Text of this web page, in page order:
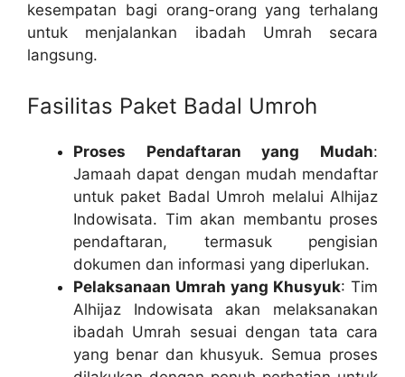
kesempatan bagi orang-orang yang terhalang
untuk menjalankan ibadah Umrah secara
langsung.
Fasilitas Paket Badal Umroh
Proses Pendaftaran yang Mudah:
Jamaah dapat dengan mudah mendaftar
untuk paket Badal Umroh melalui Alhijaz
Indowisata. Tim akan membantu proses
pendaftaran, termasuk pengisian
dokumen dan informasi yang diperlukan.
Pelaksanaan Umrah yang Khusyuk: Tim
Alhijaz Indowisata akan melaksanakan
ibadah Umrah sesuai dengan tata cara
yang benar dan khusyuk. Semua proses